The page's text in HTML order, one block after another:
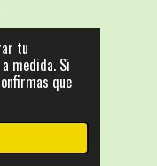
tu
medida. Si
que